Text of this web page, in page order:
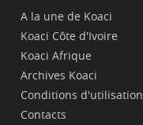
A la une de Koaci
Koaci Côte d'Ivoire
Koaci Afrique
Archives Koaci
Conditions d'utilisation
Contacts